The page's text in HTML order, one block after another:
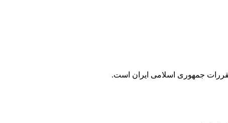
جمهوری اسلامی ايران است.